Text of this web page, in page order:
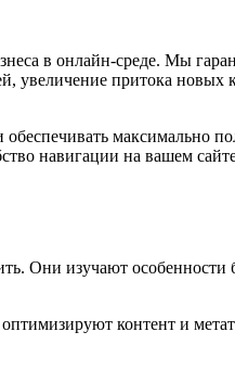
в онлайн-среде. Мы
увеличение притока
максимально
навигации на вашем
Они изучают особенности
контент и